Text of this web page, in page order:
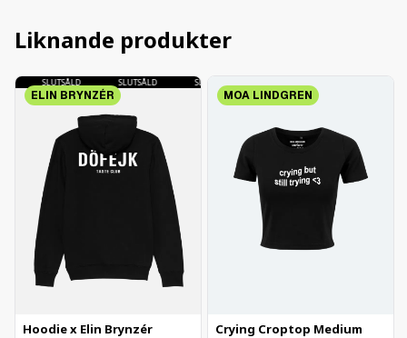
Liknande produkter
SLUTSÅLD SLUTSÅLD SLUTSÅLD
Hoodie x Elin Brynzér
ELIN BRYNZÉR
Crying Croptop Medium
MOA LINDGREN